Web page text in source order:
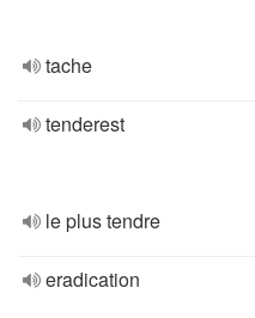
tache
tenderest
le plus tendre
eradication